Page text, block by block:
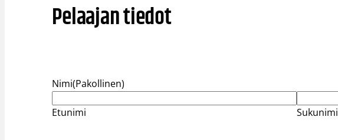
Pelaajan tiedot
Nimi(Pakollinen)
Etunimi Sukunimi